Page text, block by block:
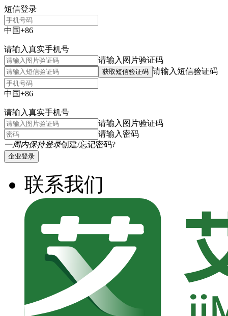
短信登录
中国+86
请输入真实手机号
请输入图片验证码
获取短信验证码 请输入短信验证码
中国+86
请输入真实手机号
请输入图片验证码
请输入密码
一周内保持登录创建/忘记密码?
企业登录
联系我们